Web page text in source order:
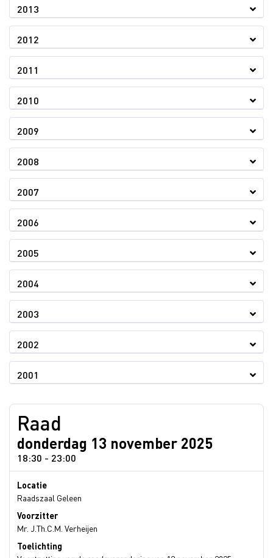
2013
2012
2011
2010
2009
2008
2007
2006
2005
2004
2003
2002
2001
Raad
donderdag 13 november 2025
18:30 - 23:00
Locatie
Raadszaal Geleen
Voorzitter
Mr. J.Th.C.M. Verheijen
Toelichting